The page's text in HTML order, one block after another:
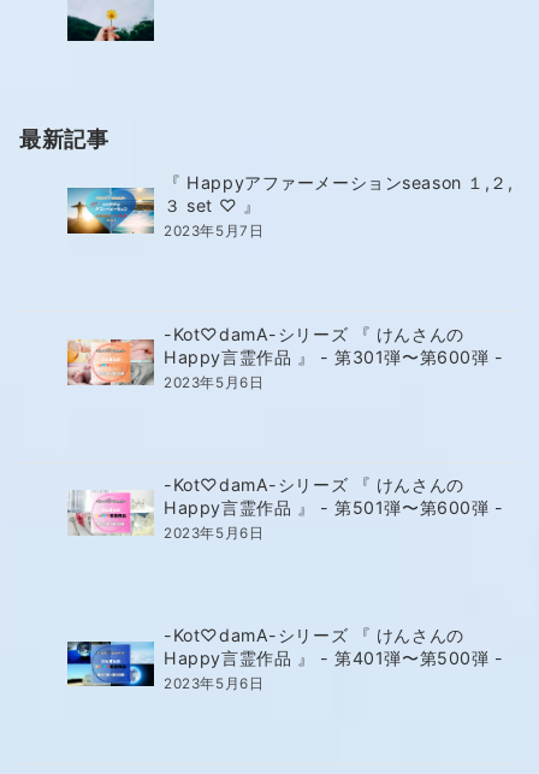
最新記事
『 Happyアファーメーションseason １,２,
３ set ♡ 』
2023年5月7日
-Kot♡damA-シリーズ 『 けんさんの
Happy言霊作品 』 - 第301弾〜第600弾 -
2023年5月6日
-Kot♡damA-シリーズ 『 けんさんの
Happy言霊作品 』 - 第501弾〜第600弾 -
2023年5月6日
-Kot♡damA-シリーズ 『 けんさんの
Happy言霊作品 』 - 第401弾〜第500弾 -
2023年5月6日